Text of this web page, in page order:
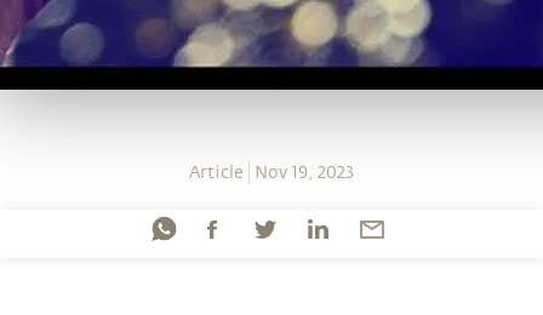
Article Nov 19, 2023